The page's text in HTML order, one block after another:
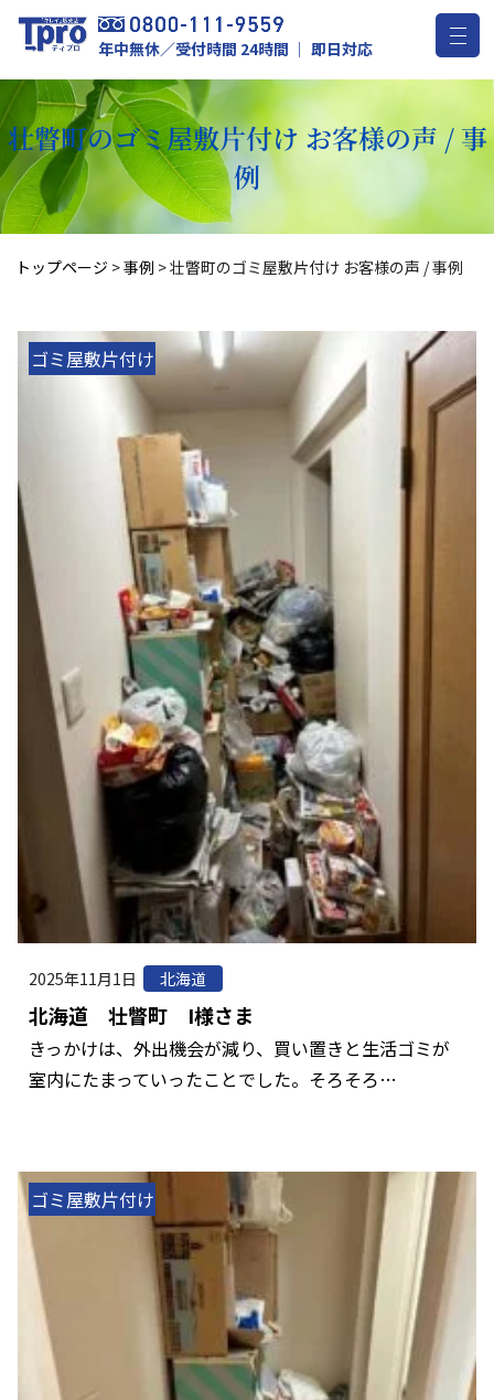
年中無休／受付時間 24時間 ｜ 即日対応
壮瞥町のゴミ屋敷片付け お客様の声 / 事
例
トップページ >事例 >壮瞥町のゴミ屋敷片付け お客様の声 / 事例
ゴミ屋敷片付け
2025年11月1日 北海道
北海道 壮瞥町 I様さま
きっかけは、外出機会が減り、買い置きと生活ゴミが
室内にたまっていったことでした。そろそろ…
ゴミ屋敷片付け